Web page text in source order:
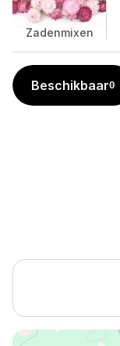
Zadenmixen
Beschikbaar0